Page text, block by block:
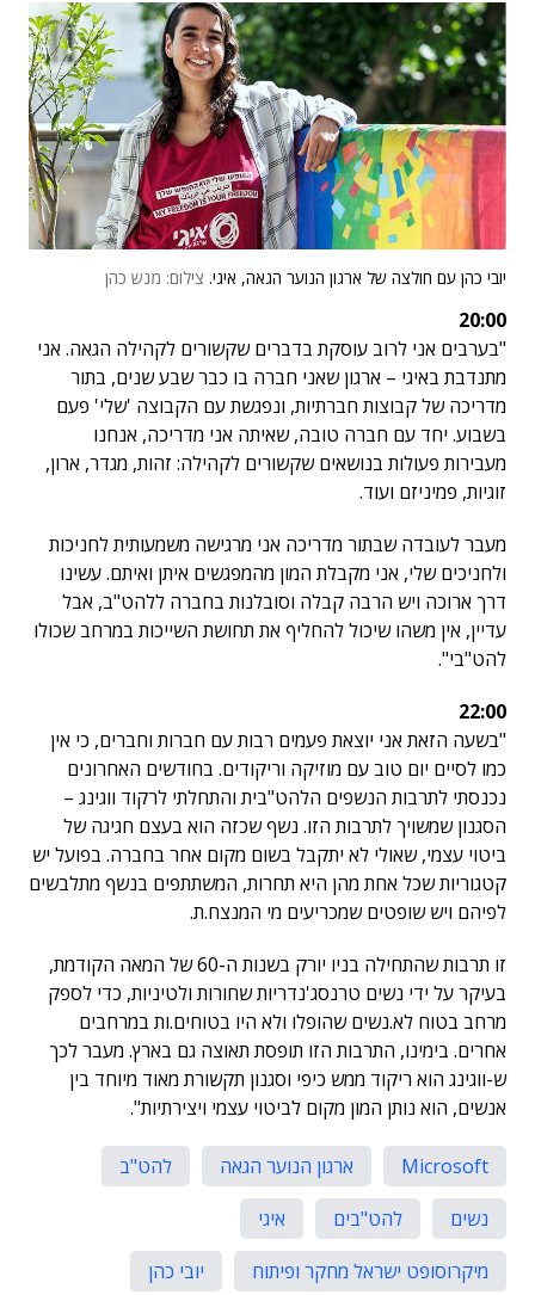
יובי כהן עם חולצה של ארגון הנוער הגאה, איגי. צילום: מנש כהן
20:00
"בערבים אני לרוב עוסקת בדברים שקשורים לקהילה הגאה. אני
מתנדבת באיגי – ארגון שאני חברה בו כבר שבע שנים, בתור
מדריכה של קבוצות חברתיות, ונפגשת עם הקבוצה 'שלי' פעם
בשבוע. יחד עם חברה טובה, שאיתה אני מדריכה, אנחנו
מעבירות פעולות בנושאים שקשורים לקהילה: זהות, מגדר, ארון,
זוגיות, פמיניזם ועוד.
מעבר לעובדה שבתור מדריכה אני מרגישה משמעותית לחניכות
ולחניכים שלי, אני מקבלת המון מהמפגשים איתן ואיתם. עשינו
דרך ארוכה ויש הרבה קבלה וסובלנות בחברה ללהט"ב, אבל
עדיין, אין משהו שיכול להחליף את תחושת השייכות במרחב שכולו
להט"בי".
22:00
"בשעה הזאת אני יוצאת פעמים רבות עם חברות וחברים, כי אין
כמו לסיים יום טוב עם מוזיקה וריקודים. בחודשים האחרונים
נכנסתי לתרבות הנשפים הלהט"בית והתחלתי לרקוד ווגינג –
הסגנון שמשויך לתרבות הזו. נשף שכזה הוא בעצם חגיגה של
ביטוי עצמי, שאולי לא יתקבל בשום מקום אחר בחברה. בפועל יש
קטגוריות שכל אחת מהן היא תחרות, המשתתפים בנשף מתלבשים
לפיהם ויש שופטים שמכריעים מי המנצח.ת.
זו תרבות שהתחילה בניו יורק בשנות ה-60 של המאה הקודמת,
בעיקר על ידי נשים טרנסג'נדריות שחורות ולטיניות, כדי לספק
מרחב בטוח לא.נשים שהופלו ולא היו בטוחים.ות במרחבים
אחרים. בימינו, התרבות הזו תופסת תאוצה גם בארץ. מעבר לכך
ש-ווגינג הוא ריקוד ממש כיפי וסגנון תקשורת מאוד מיוחד בין
אנשים, הוא נותן המון מקום לביטוי עצמי ויצירתיות".
Microsoft ארגון הנוער הגאה
להט"ב
נשים
להט"בים
איגי
מיקרוסופט ישראל מחקר ופיתוח
יובי כהן